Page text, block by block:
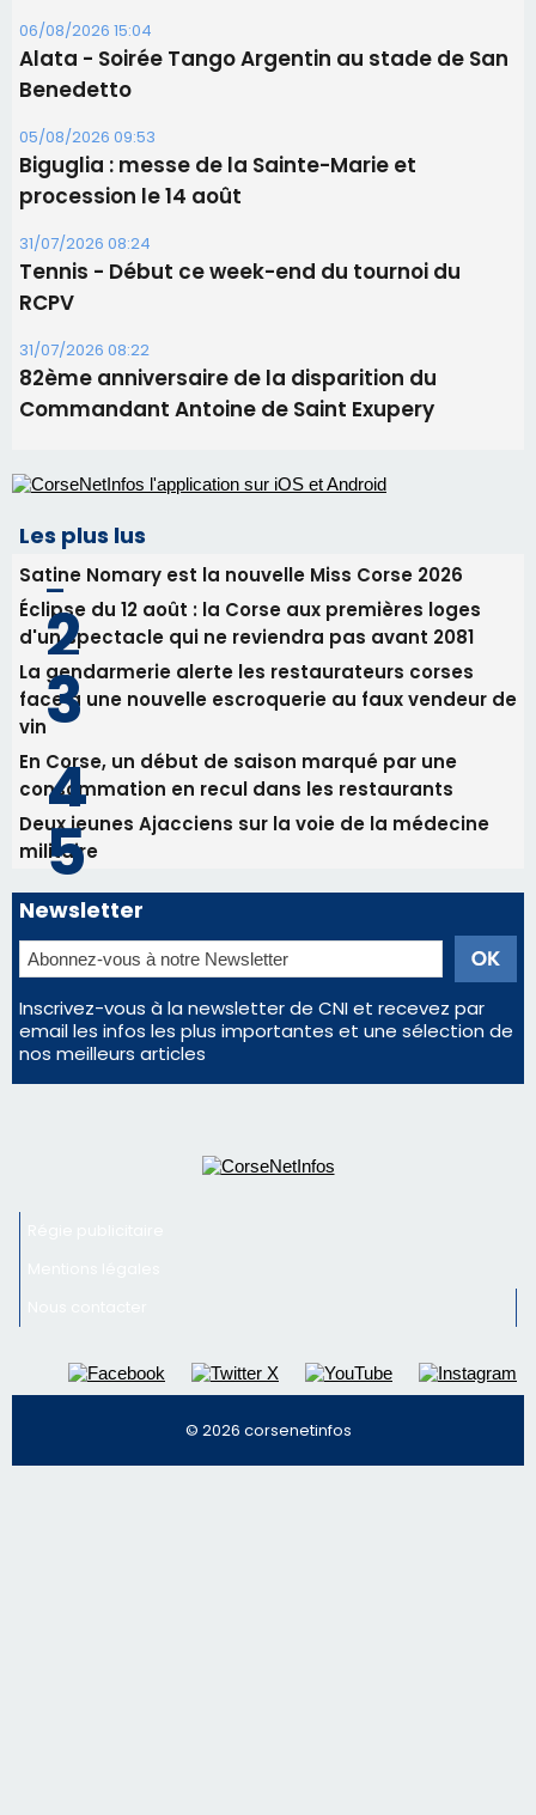
06/08/2026 15:04
Alata - Soirée Tango Argentin au stade de San
Benedetto
05/08/2026 09:53
Biguglia : messe de la Sainte-Marie et
procession le 14 août
31/07/2026 08:24
Tennis - Début ce week-end du tournoi du
RCPV
31/07/2026 08:22
82ème anniversaire de la disparition du
Commandant Antoine de Saint Exupery
Les plus lus
Satine Nomary est la nouvelle Miss Corse 2026
Éclipse du 12 août : la Corse aux premières loges
d'un spectacle qui ne reviendra pas avant 2081
La gendarmerie alerte les restaurateurs corses
face à une nouvelle escroquerie au faux vendeur de
vin
En Corse, un début de saison marqué par une
consommation en recul dans les restaurants
Deux jeunes Ajacciens sur la voie de la médecine
militaire
Newsletter
Inscrivez-vous à la newsletter de CNI et recevez par
email les infos les plus importantes et une sélection de
nos meilleurs articles
© 2026 corsenetinfos